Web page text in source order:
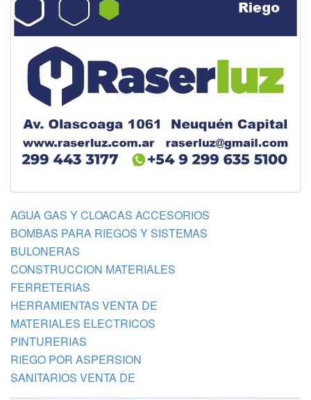
AGUA GAS Y CLOACAS ACCESORIOS
BOMBAS PARA RIEGOS Y SISTEMAS
BULONERAS
CONSTRUCCION MATERIALES
FERRETERIAS
HERRAMIENTAS VENTA DE
MATERIALES ELECTRICOS
PINTURERIAS
RIEGO POR ASPERSION
SANITARIOS VENTA DE